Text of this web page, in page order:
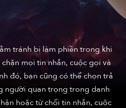
tránh bị làm phiền trong khi
mọi tin nhắn, cuộc gọi và
đó, bạn cũng có thể chọn trả
người quan trọng trong danh
hoặc từ chối tin nhắn, cuộc